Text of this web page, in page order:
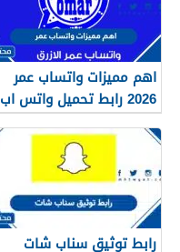
اهم مميزات واتساب عمر
2026 رابط تحميل واتس اب
عمر OBWhatsApp
رابط توثيق سناب شات